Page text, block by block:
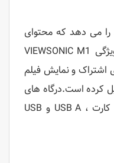
را می دهد که محتوای
VIEWSONIC M1
اشتراک و نمایش فیلم
کرده است.درگاه های
اتصال M1 + شامل MicroSD کارت ، USB A و USB